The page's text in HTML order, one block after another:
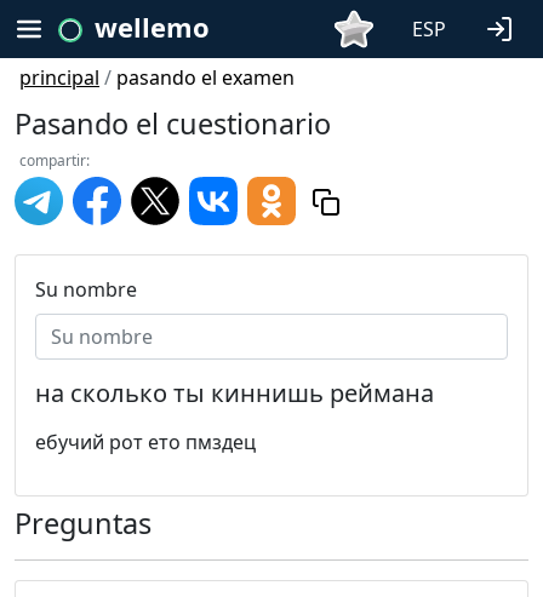
wellemo
ESP
principal / pasando el examen
Pasando el cuestionario
compartir:
Su nombre
на сколько ты киннишь реймана
ебучий рот ето пмздец
Preguntas